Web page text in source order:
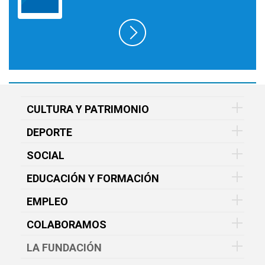
CULTURA Y PATRIMONIO
DEPORTE
SOCIAL
EDUCACIÓN Y FORMACIÓN
EMPLEO
COLABORAMOS
LA FUNDACIÓN